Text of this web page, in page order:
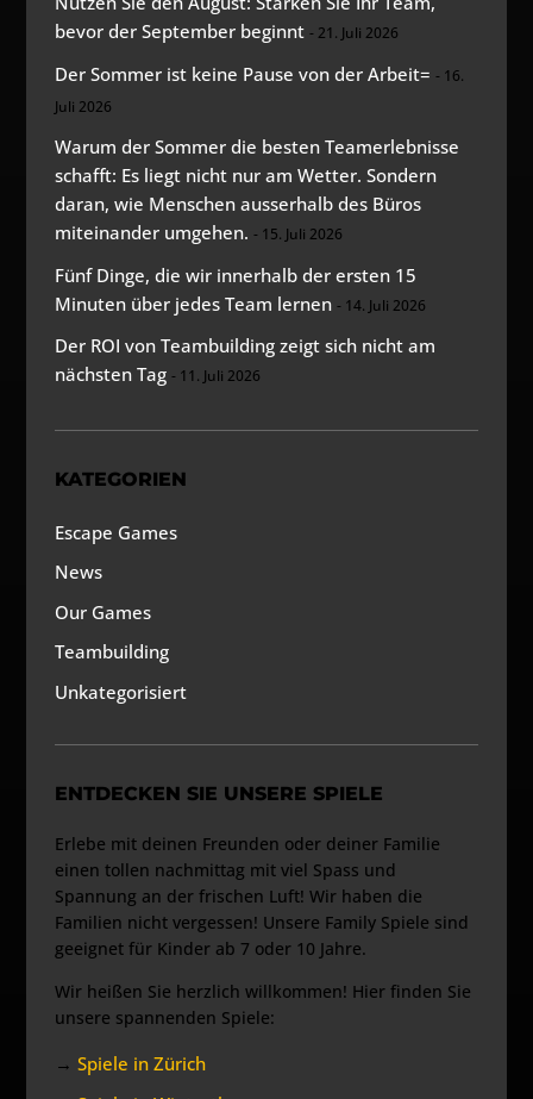
bevor der September beginnt
21. Juli 2026
Der Sommer ist keine Pause von der Arbeit=
16.
Juli 2026
Warum der Sommer die besten Teamerlebnisse
schafft: Es liegt nicht nur am Wetter. Sondern
daran, wie Menschen ausserhalb des Büros
miteinander umgehen.
15. Juli 2026
Fünf Dinge, die wir innerhalb der ersten 15
Minuten über jedes Team lernen
14. Juli 2026
Der ROI von Teambuilding zeigt sich nicht am
nächsten Tag
11. Juli 2026
KATEGORIEN
Escape Games
News
Our Games
Teambuilding
Unkategorisiert
ENTDECKEN SIE UNSERE SPIELE
Erlebe mit deinen Freunden oder deiner Familie
einen tollen nachmittag mit viel Spass und
Spannung an der frischen Luft! Wir haben die
Familien nicht vergessen! Unsere Family Spiele sind
geeignet für Kinder ab 7 oder 10 Jahre.
Wir heißen Sie herzlich willkommen! Hier finden Sie
unsere spannenden Spiele:
→Spiele in Zürich